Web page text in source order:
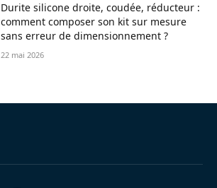
Durite silicone droite, coudée, réducteur :
comment composer son kit sur mesure
sans erreur de dimensionnement ?
22 mai 2026